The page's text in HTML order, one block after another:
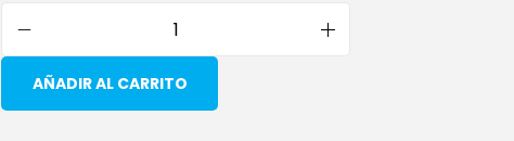
AÑADIR AL CARRITO